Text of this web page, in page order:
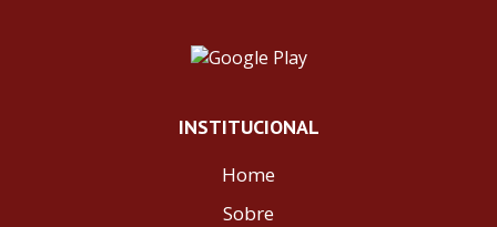
INSTITUCIONAL
Home
Sobre